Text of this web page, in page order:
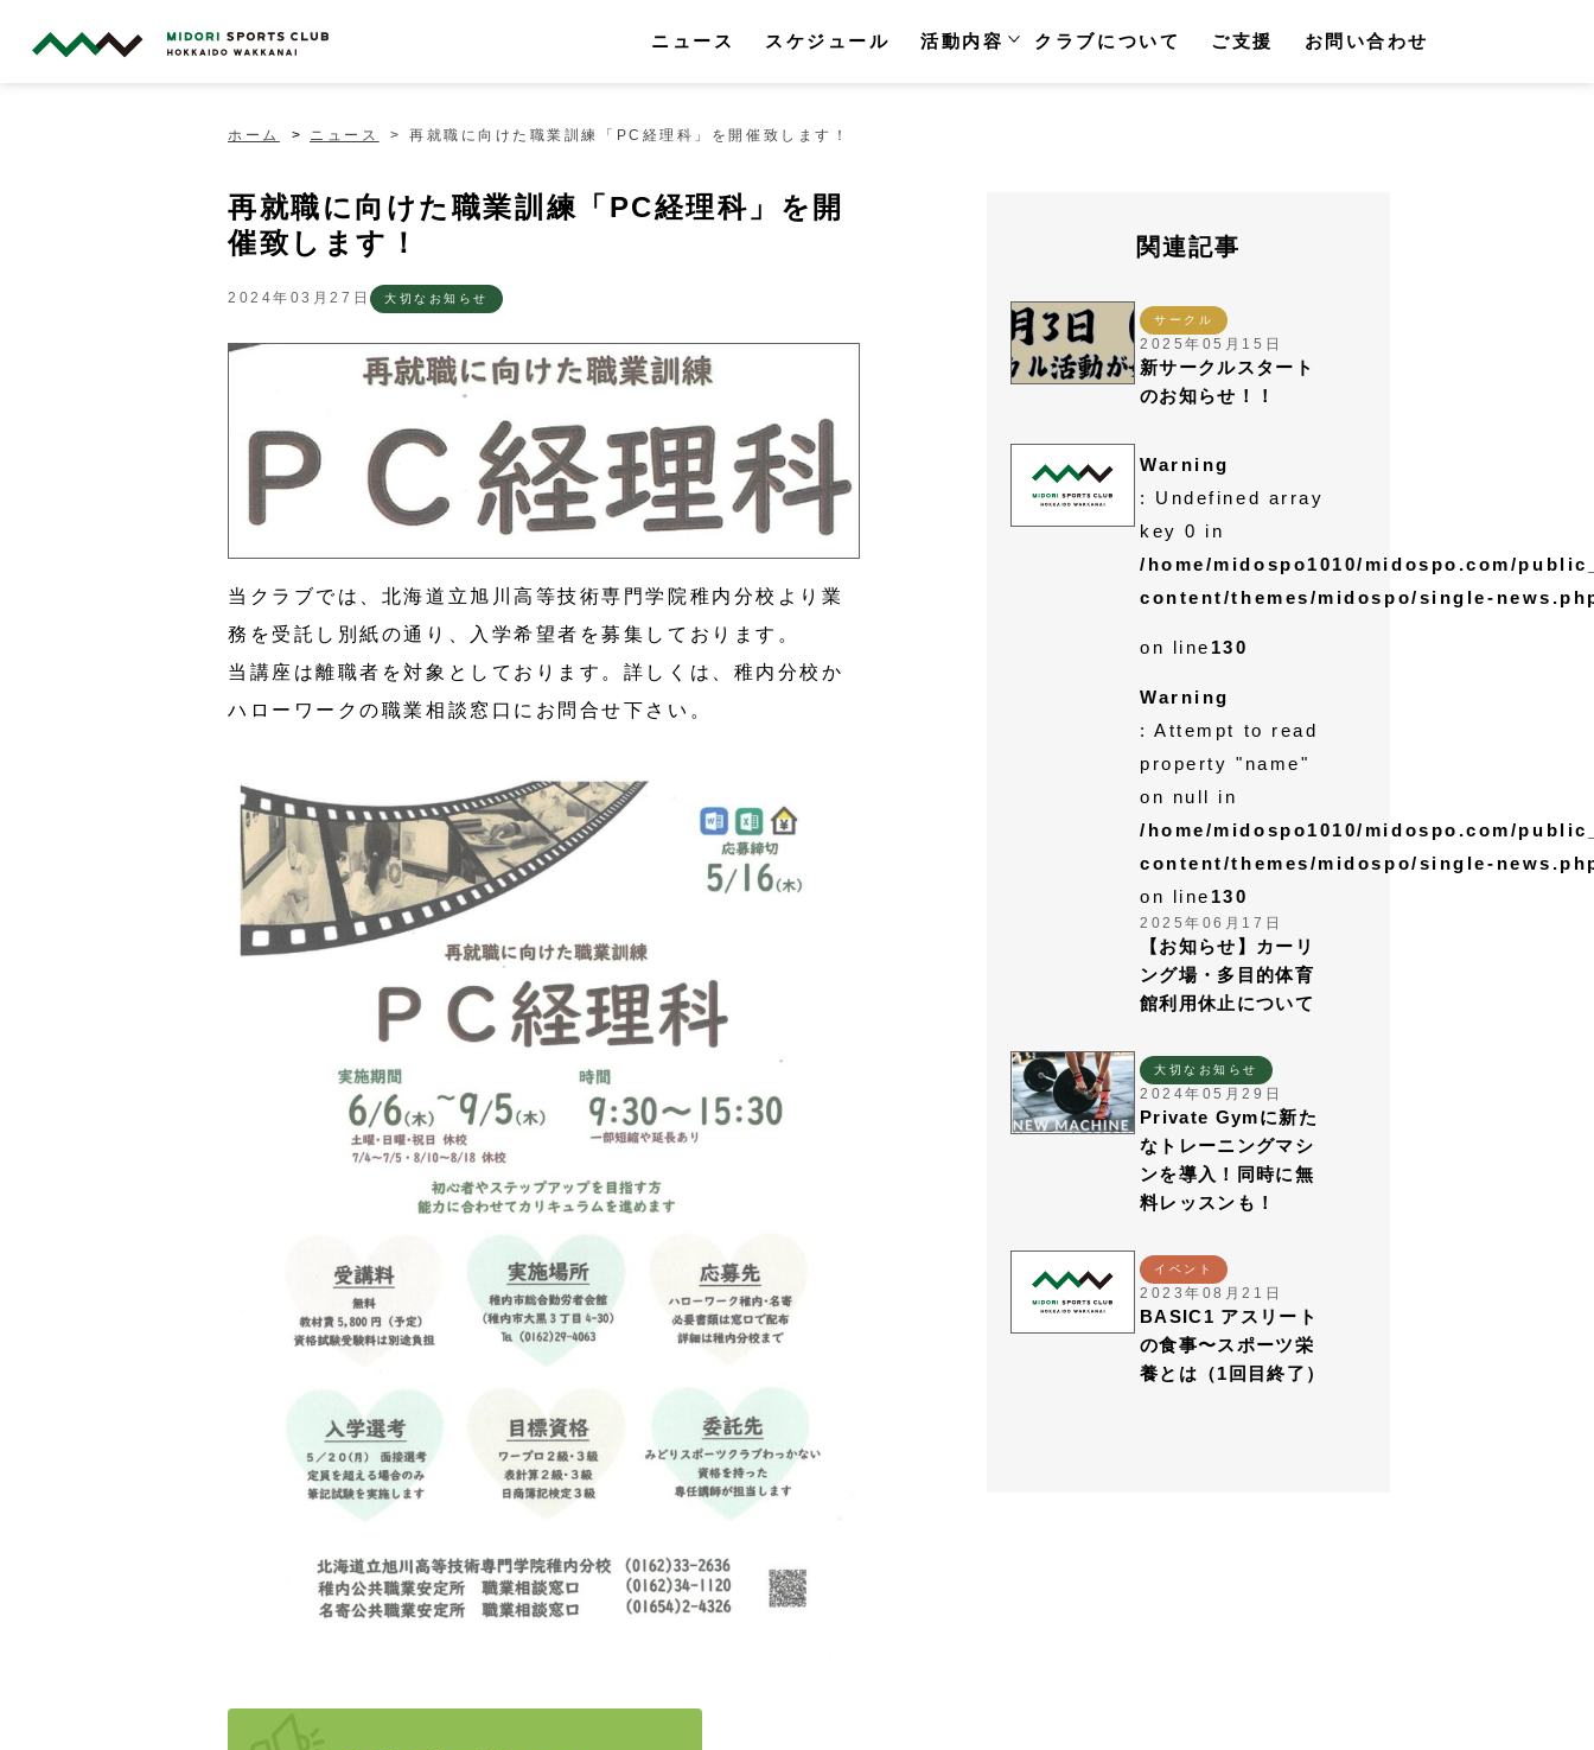
ニュース スケジュール 活動内容 クラブについて ご支援 お問い合わせ
ホーム ニュース 再就職に向けた職業訓練「PC経理科」を開催致します！
再就職に向けた職業訓練「PC経理科」を開
催致します！
2024年03月27日 大切なお知らせ
当クラブでは、北海道立旭川高等技術専門学院稚内分校より業
務を受託し別紙の通り、入学希望者を募集しております。
当講座は離職者を対象としております。詳しくは、稚内分校か
ハローワークの職業相談窓口にお問合せ下さい。
関連記事
サークル
2025年05月15日
新サークルスタート
のお知らせ！！
Warning
: Undefined array
key 0 in
/home/midospo1010/midospo.com/
content/themes/midospo/single-
on line 130
Warning
: Attempt to read
property "name"
on null in
/home/midospo1010/midospo.com/
content/themes/midospo/single-
on line 130
2025年06月17日
【お知らせ】カーリ
ング場・多目的体育
館利用休止について
大切なお知らせ
2024年05月29日
Private Gymに新た
なトレーニングマシ
ンを導入！同時に無
料レッスンも！
イベント
2023年08月21日
BASIC1 アスリート
の食事〜スポーツ栄
養とは（1回目終了）